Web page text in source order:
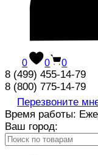
0 0 0
8 (499) 455-14-79
8 (800) 775-14-79
Перезвоните
Время работы:
Ваш город: